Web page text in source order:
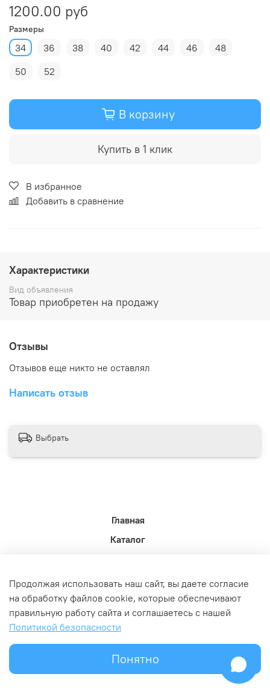
1200.00 руб
Размеры
34 36 38 40 42 44 46
48
50
52
В корзину
Купить в 1 клик
В избранное
Добавить в сравнение
Характеристики
Вид объявления
Товар приобретен на продажу
Отзывы
Отзывов еще никто не оставлял
Написать отзыв
Выбрать
Главная
Каталог
Доставка
Политика возврата
Связь с администрацией
Оферта и политика конфедициальности
Продолжая использовать наш сайт, вы даете согласие
на обработку файлов cookie, которые обеспечивают
правильную работу сайта и соглашаетесь с нашей
Политикой безопасности
Понятно